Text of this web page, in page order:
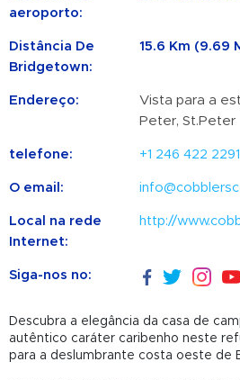
aeroporto:
Distância De
Bridgetown:
15.6 Km (9.69
Endereço:
Vista para a
Peter, St.Peter
telefone: +1 246 422 2291
O email:
Local na rede
Internet:
http://
Siga-nos no:
Descubra a elegância da casa de
autêntico caráter caribenho neste
para a deslumbrante costa oeste de